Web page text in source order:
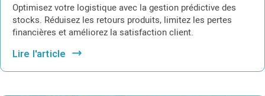
Optimisez votre logistique avec la gestion prédictive des
stocks. Réduisez les retours produits, limitez les pertes
financières et améliorez la satisfaction client.
Lire l'article